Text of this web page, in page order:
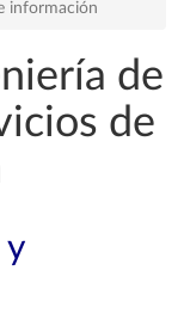
información
de
de
y